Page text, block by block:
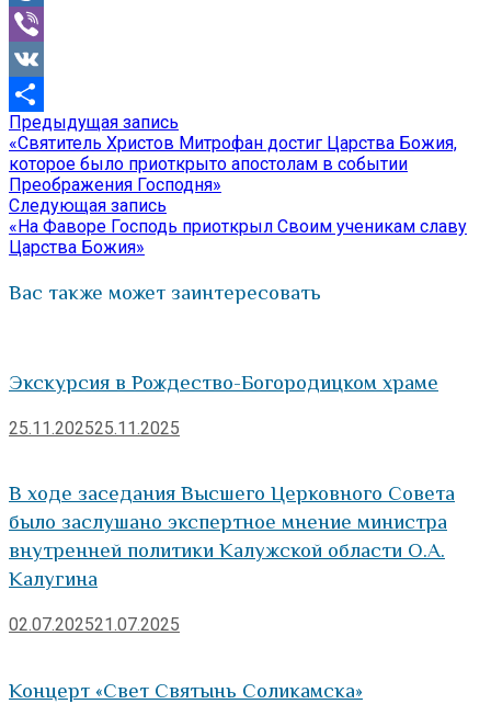
Mail.Ru
Viber
VK
Отправить
Навигация
по
записям
Предыдущая запись
запись:
«Святитель Христов Митрофан достиг Царства Божия,
которое было приоткрыто апостолам в событии
Преображения Господня»
Следующая запись
запись:
«На Фаворе Господь приоткрыл Своим ученикам славу
Царства Божия»
Вас также может заинтересовать
Экскурсия в Рождество-Богородицком храме
25.11.202525.11.2025
В ходе заседания Высшего Церковного Совета
было заслушано экспертное мнение министра
внутренней политики Калужской области О.А.
Калугина
02.07.202521.07.2025
Концерт «Свет Святынь Соликамска»